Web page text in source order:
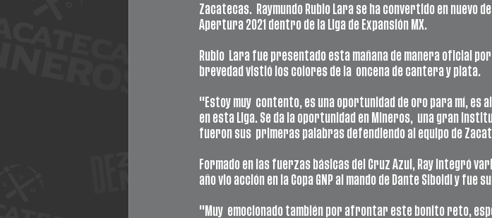
Zacatecas.  Raymundo Rubio Lara se ha convertido en nuevo
Apertura 2021 dentro de la Liga de Expansión MX.
Rubio  Lara fue presentado esta mañana de manera oficial
brevedad vistió los colores de la  oncena de cantera y plata.
"Estoy muy  contento, es una oportunidad de oro para mí, es
en esta Liga. Se da la oportunidad en Mineros,  una gran
fueron sus  primeras palabras defendiendo al equipo de
Formado en las fuerzas básicas del Cruz Azul, Ray integró
año vio acción en la Copa GNP al mando de Dante Siboldi y fue
"Muy  emocionado también por afrontar este bonito reto,